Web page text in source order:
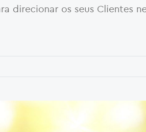
direcionar os seus Clientes